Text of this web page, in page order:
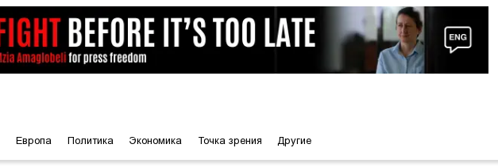
Европа Политика Экономика Точка зрения Другие